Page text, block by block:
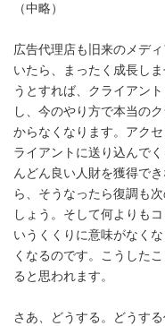
（中略）
広告代理店も旧来のメデ
いたら、まったく成長し
うとすれば、クライアン
し、今のやり方で本当の
からなくなります。アク
ライアントに送り込んで
んどん良い人財を獲得で
ら、そうなったら復調も
しょう。そして何よりも
いうくくりに意味がなく
くなるのです。こうした
ると思われます。
さあ、どうする。どうする